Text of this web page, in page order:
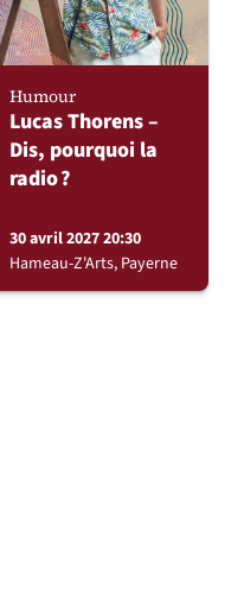
Humour
Lucas Thorens –
Dis, pourquoi la
radio ?
30 avril 2027 20:30
Hameau-Z'Arts, Payerne